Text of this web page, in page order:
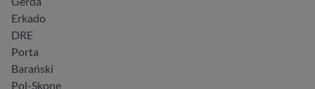
Erkado
DRE
Porta
Barański
Pol-Skone